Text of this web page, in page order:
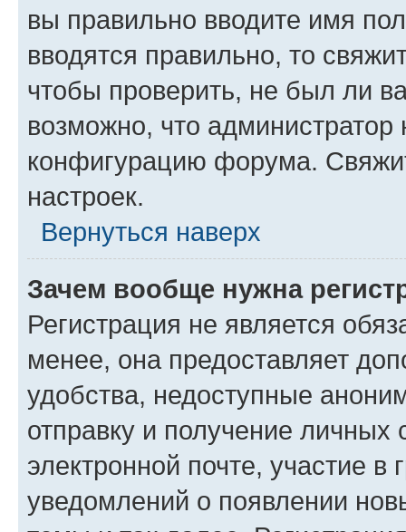
вы правильно вводите имя
вводятся правильно, то
чтобы проверить, не был ли
возможно, что администратор
конфигурацию форума.
настроек.
Вернуться наверх
Зачем вообще нужна
Регистрация не является
менее, она предоставляет
удобства, недоступные
отправку и получение
электронной почте, участие в
уведомлений о появлении